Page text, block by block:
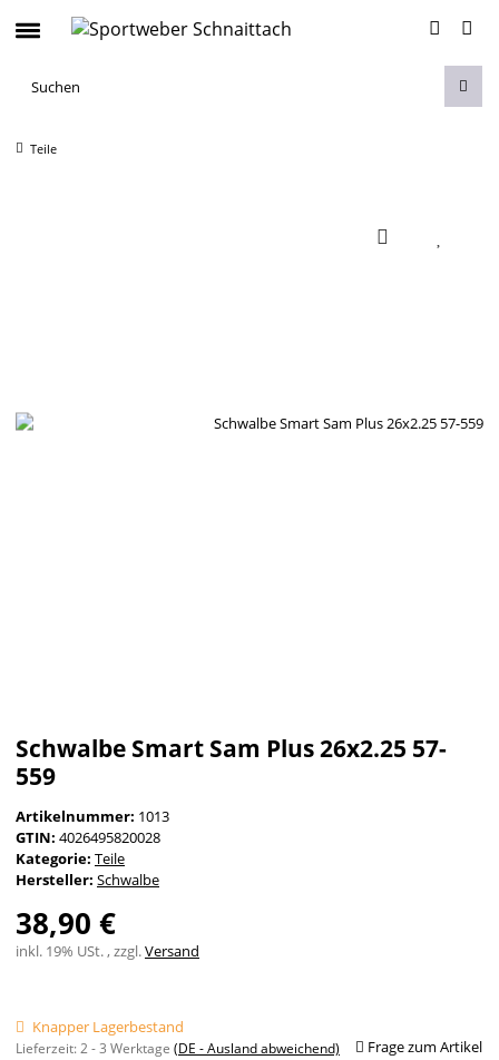
Teile
Schwalbe Smart Sam Plus 26x2.25 57-
559
Artikelnummer: 1013
GTIN: 4026495820028
Kategorie: Teile
Hersteller: Schwalbe
38,90 €
inkl. 19% USt. , zzgl.Versand
Knapper Lagerbestand
Lieferzeit:2 - 3 Werktage (DE - Ausland abweichend) Frage zum Artikel